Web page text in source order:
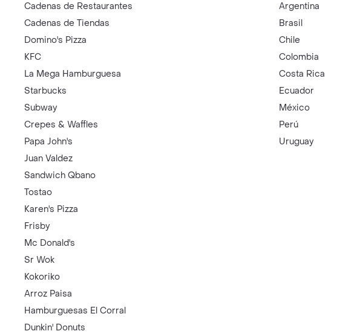
Cadenas de Restaurantes
Cadenas de Tiendas
Domino's Pizza
KFC
La Mega Hamburguesa
Starbucks
Subway
Crepes & Waffles
Papa John's
Juan Valdez
Sandwich Qbano
Tostao
Karen's Pizza
Frisby
Mc Donald's
Sr Wok
Kokoriko
Arroz Paisa
Hamburguesas El Corral
Dunkin' Donuts
Argentina
Brasil
Chile
Colombia
Costa Rica
Ecuador
México
Perú
Uruguay